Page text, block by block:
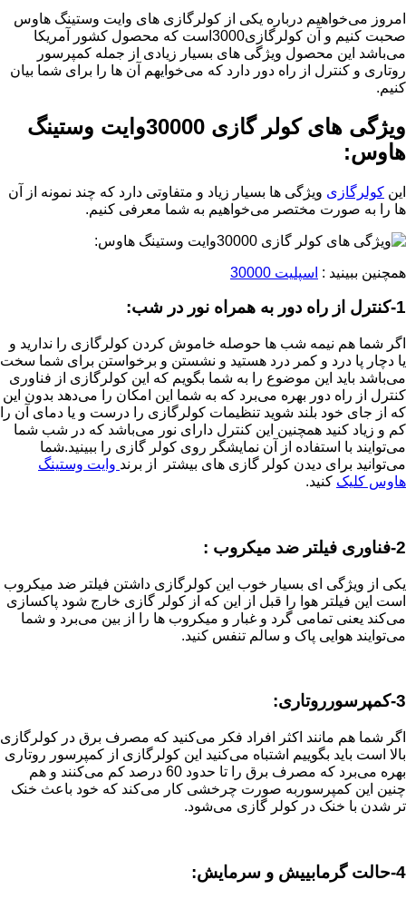
امروز می‌خواهیم درباره یکی از کولرگازی های وایت وستینگ هاوس
صحبت کنیم و آن کولرگازی3000است که محصول کشور آمریکا
می‌باشد این محصول ویژگی های بسیار زیادی از جمله کمپرسور
روتاری و کنترل از راه دور دارد که می‌خوایهم آن ها را برای شما بیان
کنیم.
ویژگی های کولر گازی 30000وایت وستینگ
هاوس:
این کولرگازی ویژگی ها بسیار زیاد و متفاوتی دارد که چند نمونه از آن
ها را به صورت مختصر می‌خواهیم به شما معرفی کنیم.
همچنین ببینید : اسپلیت 30000
1-کنترل از راه دور به همراه نور در شب:
اگر شما هم نیمه شب ها حوصله خاموش کردن کولرگازی را ندارید و
یا دچار پا درد و کمر درد هستید و نشستن و برخواستن برای شما سخت
می‌باشد باید این موضوع را به شما بگویم که این کولرگازی از فناوری
کنترل از راه دور بهره می‌برد که به شما این امکان را می‌دهد بدون این
که از جای خود بلند شوید تنظیمات کولرگازی را درست و یا دمای آن را
کم و زیاد کنید همچنین این کنترل دارای نور می‌باشد که در شب شما
می‌توایند با استفاده از آن نمایشگر روی کولر گازی را ببینید.شما
می‌توانید برای دیدن کولر گازی های بیشتر از برند وایت وستینگ
هاوس کلیک کنید.
2-فناوری فیلتر ضد میکروب :
یکی از ویژگی ای بسیار خوب این کولرگازی داشتن فیلتر ضد میکروب
است این فیلتر هوا را قبل از این که از کولر گازی خارج شود پاکسازی
می‌کند یعنی تمامی گرد و غبار و میکروب ها را از بین می‌برد و شما
می‌توایند هوایی پاک و سالم تنفس کنید.
3-کمپرسورروتاری:
اگر شما هم مانند اکثر افراد فکر می‌کنید که مصرف برق در کولرگازی
بالا است باید بگوییم اشتباه می‌کنید این کولرگازی از کمپرسور روتاری
بهره می‌برد که مصرف برق را تا حدود 60 درصد کم می‌کنند و هم
چنین این کمپرسوربه صورت چرخشی کار می‌کند که خود باعث خنک
تر شدن با خنک در کولر گازی می‌شود.
4-حالت گرمابییش و سرمایش: